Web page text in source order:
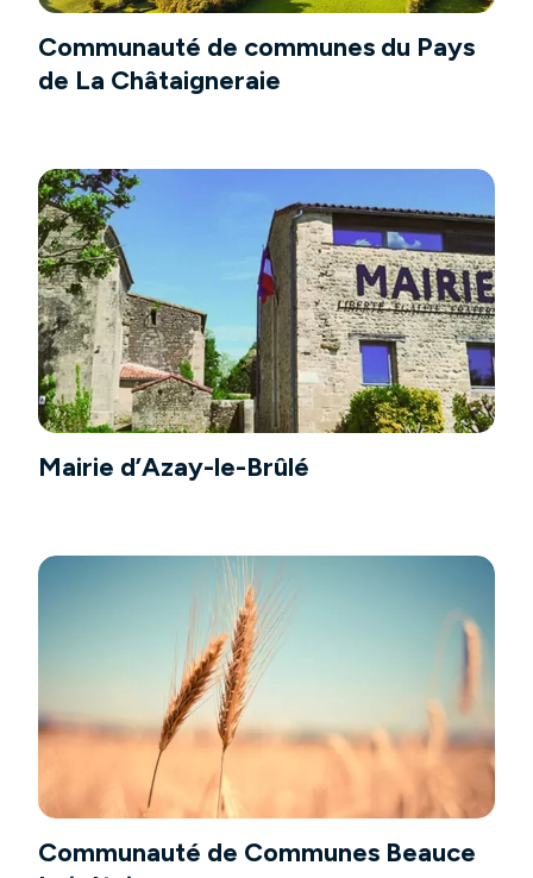
Communauté de communes du Pays
de La Châtaigneraie
Mairie d’Azay-le-Brûlé
Communauté de Communes Beauce